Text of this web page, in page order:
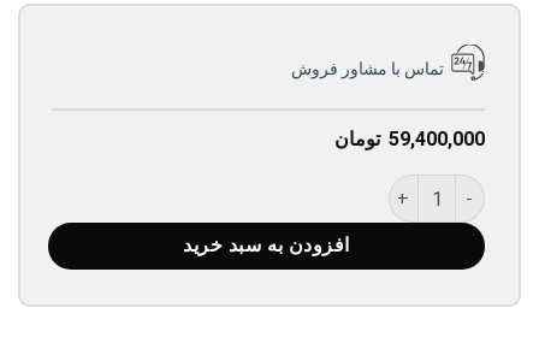
تماس با مشاور فروش
59,400,000 تومان
ساعت بالمین مدل 322.3375.51.83 عدد
افزودن به سبد خرید